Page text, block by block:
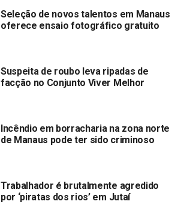
Seleção de novos talentos em Manaus
oferece ensaio fotográfico gratuito
Suspeita de roubo leva ripadas de
facção no Conjunto Viver Melhor
Incêndio em borracharia na zona norte
de Manaus pode ter sido criminoso
Trabalhador é brutalmente agredido
por ‘piratas dos rios’ em Jutaí